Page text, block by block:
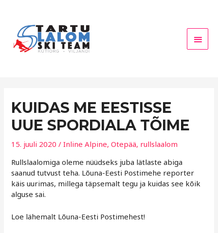
content
KUIDAS ME EESTISSE
UUE SPORDIALA TÕIME
15. juuli 2020/Inline Alpine,Otepää, rullslaalom
Rullslaalomiga oleme nüüdseks juba lätlaste abiga
saanud tutvust teha. Lõuna-Eesti Postimehe reporter
käis uurimas, millega täpsemalt tegu ja kuidas see kõik
alguse sai.
Loe lähemalt Lõuna-Eesti Postimehest!